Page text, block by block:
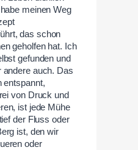
meinen Weg
das schon
geholfen hat. Ich
gefunden und
andere auch. Das
entspannt,
von Druck und
ist jede Mühe
der Fluss oder
ist, den wir
oder